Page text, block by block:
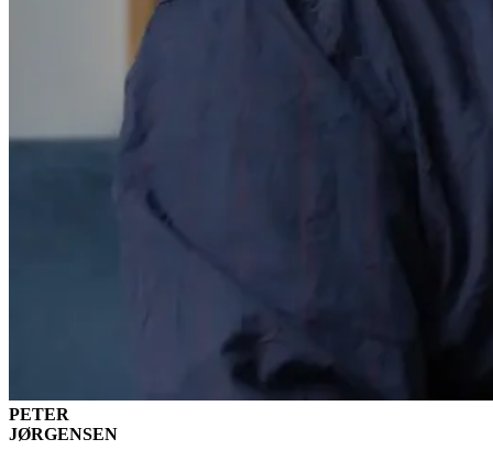
PETER
JØRGENSEN